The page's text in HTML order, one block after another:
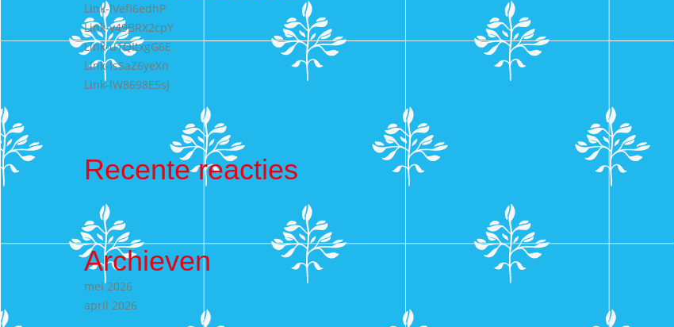
Link-lVefI6edhP
Link-v49BRX2cpY
Link-u1QItxgG6E
Link-IsSaZ6yeXn
Link-lW8698E5sJ
Recente reacties
Archieven
mei 2026
april 2026